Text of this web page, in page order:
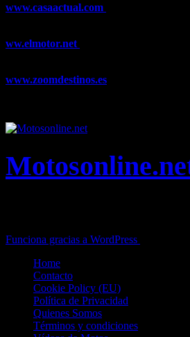
www.casaactual.com
ww.elmotor.net
www.zoomdestinos.es
Funciona gracias a WordPress
Home
Contacto
Cookie Policy (EU)
Política de Privacidad
Quienes Somos
Términos y condiciones